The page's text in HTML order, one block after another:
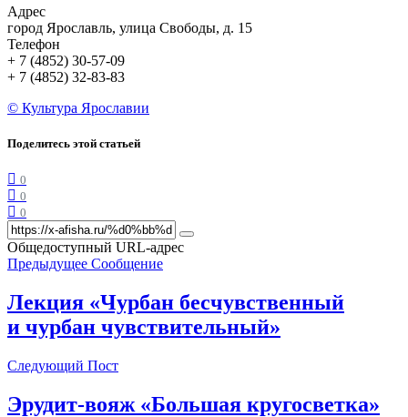
Адрес
город Ярославль, улица Свободы, д. 15
Телефон
+ 7 (4852) 30-57-09
+ 7 (4852) 32-83-83
© Культура Ярославии
Поделитесь этой статьей
0
0
0
Общедоступный URL-адрес
Предыдущее Сообщение
Лекция «Чурбан бесчувственный
и чурбан чувствительный»
Следующий Пост
Эрудит-вояж «Большая кругосветка»